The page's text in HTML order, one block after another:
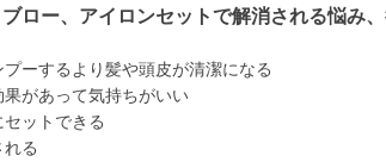
ロー、アイロンセットで解消される悩み
プーするより髪や頭皮が清潔になる
果があって気持ちがいい
セットできる
れる